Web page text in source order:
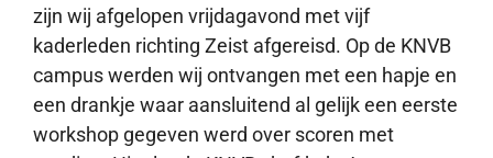
zijn wij afgelopen vrijdagavond met vijf
kaderleden richting Zeist afgereisd. Op de KNVB
campus werden wij ontvangen met een hapje en
een drankje waar aansluitend al gelijk een eerste
workshop gegeven werd over scoren met